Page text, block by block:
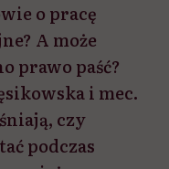
o pracę
A może
prawo paść?
i mec.
czy
podczas